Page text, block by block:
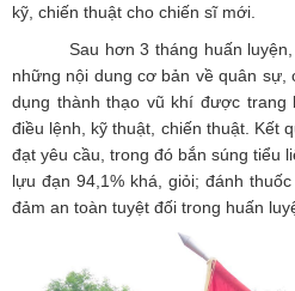
kỹ, chiến thuật cho chiến sĩ mới.
Sau hơn 3 tháng huấn
những nội dung cơ bản về quân sự,
dụng thành thạo vũ khí được trang
điều lệnh, kỹ thuật, chiến thuật. Kết
đạt yêu cầu, trong đó bắn súng tiểu
lựu đạn 94,1% khá, giỏi; đánh
đảm an toàn tuyệt đối trong huấn